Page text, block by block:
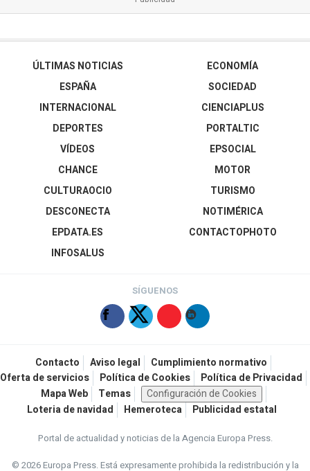
ÚLTIMAS NOTICIAS
ESPAÑA
INTERNACIONAL
DEPORTES
VÍDEOS
ECONOMÍA
SOCIEDAD
CIENCIAPLUS
PORTALTIC
EPSOCIAL
CHANCE
CULTURAOCIO
DESCONECTA
EPDATA.ES
INFOSALUS
MOTOR
TURISMO
NOTIMÉRICA
CONTACTOPHOTO
SÍGUENOS
Contacto Aviso legal
Cumplimiento normativo
Oferta de servicios
Política de Cookies
Política de Privacidad
Mapa Web
Temas
Configuración de Cookies
Loteria de navidad
Hemeroteca Publicidad estatal
Portal de actualidad y noticias de la Agencia Europa Press.
© 2026 Europa Press.Está expresamente prohibida la redistribución y la